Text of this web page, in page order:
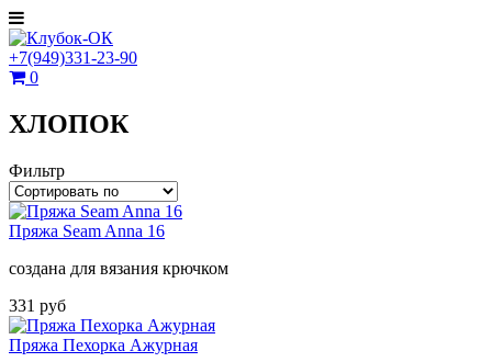
+7(949)331-23-90
0
ХЛОПОК
Фильтр
Пряжа Seam Anna 16
создана для вязания крючком
331 руб
Пряжа Пехорка Ажурная